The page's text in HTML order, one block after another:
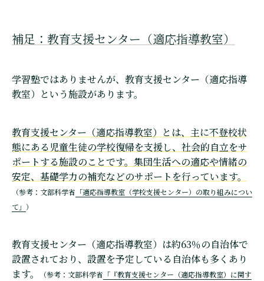
補足：教育支援センター（適応指導教室）
学習塾ではありませんが、教育支援センター（適応指導
教室）という施設があります。
教育支援センター（適応指導教室）とは、主に不登校状
態にある児童生徒の学校復帰を支援し、社会的自立をサ
ポートする施設のことです。集団生活への適応や情緒の
安定、基礎学力の補充などのサポートを行っています。
（参考：文部科学省 「適応指導教室（学校支援センター）の取り組みについ
て」 ）
教育支援センター（適応指導教室）は約63％の自治体で
設置されており、設置を予定している自治体も多くあり
ます。
（参考：文部科学省 「『教育支援センター（適応指導教室）に関す